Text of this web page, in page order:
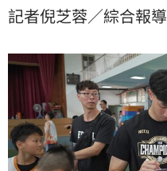
記者倪芝蓉／綜合報導